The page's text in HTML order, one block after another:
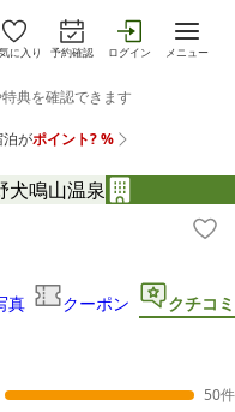
に入り 予約確認 ログイン メニュー
犬鳴山温泉
真 クーポン クチコミ
50件